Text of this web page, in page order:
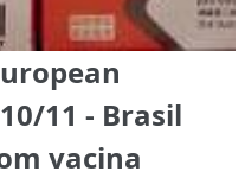
11 - Brasil
vacina